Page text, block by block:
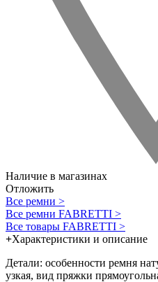
Наличие в магазинах
Отложить
Все ремни >
Все ремни FABRETTI >
Все товары FABRETTI >
+Характеристики и описание
Детали: особенности ремня
узкая, вид пряжки